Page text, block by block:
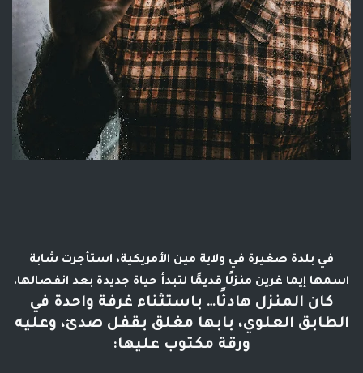
في بلدة صغيرة في ولاية مين الأمريكية، استأجرت شابة
اسمها إيما غرين منزلًا قديمًا لتبدأ حياة جديدة بعد انفصالها.
كان المنزل هادئًا… باستثناء غرفة واحدة في
الطابق العلوي، بابها مغلق بقفل صدئ، وعليه
ورقة مكتوب عليها: